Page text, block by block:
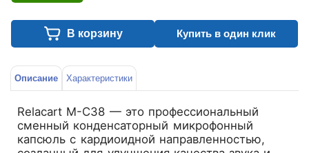
В корзину Купить в один клик
Описание Характеристики
Relacart M-C38 — это профессиональный
сменный конденсаторный микрофонный
капсюль с кардиоидной направленностью,